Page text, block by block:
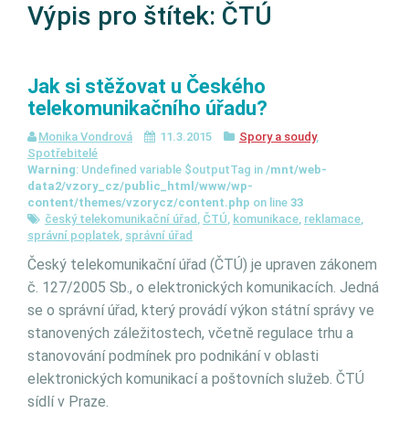
Výpis pro štítek: ČTÚ
Jak si stěžovat u Českého
telekomunikačního úřadu?
Monika Vondrová 11.3.2015 Spory a soudy,
Spotřebitelé
Warning: Undefined variable $outputTag in /mnt/web-
data2/vzory_cz/public_html/www/wp-
content/themes/vzorycz/content.php on line 33
český telekomunikační úřad , ČTÚ, komunikace, reklamace,
správní poplatek, správní úřad
Český telekomunikační úřad (ČTÚ) je upraven zákonem
č. 127/2005 Sb., o elektronických komunikacích. Jedná
se o správní úřad, který provádí výkon státní správy ve
stanovených záležitostech, včetně regulace trhu a
stanovování podmínek pro podnikání v oblasti
elektronických komunikací a poštovních služeb. ČTÚ
sídlí v Praze.